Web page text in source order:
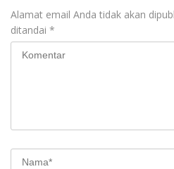
Alamat email Anda tidak akan
ditandai *